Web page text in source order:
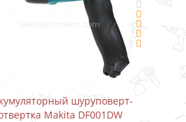
Водонапорный
Karcher BP3 Home